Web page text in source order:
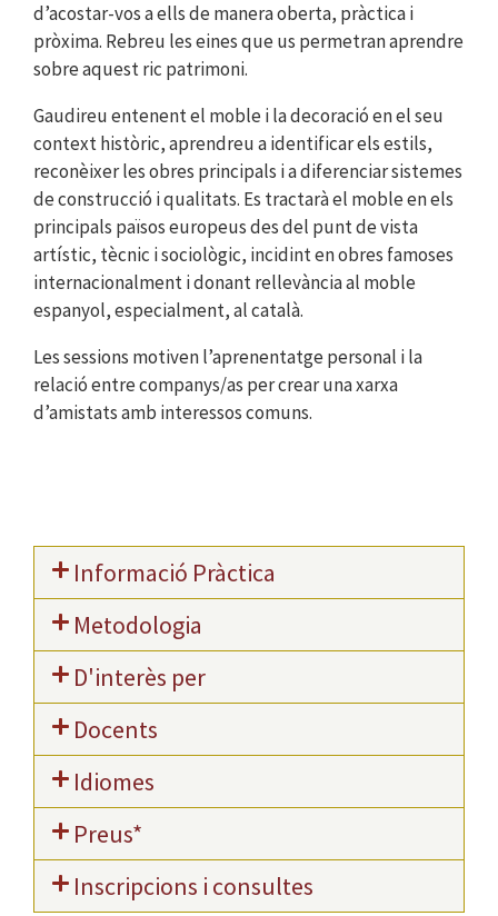
d’acostar-vos a ells de manera oberta, pràctica i
pròxima. Rebreu les eines que us permetran aprendre
sobre aquest ric patrimoni.
Gaudireu entenent el moble i la decoració en el seu
context històric, aprendreu a identificar els estils,
reconèixer les obres principals i a diferenciar sistemes
de construcció i qualitats. Es tractarà el moble en els
principals països europeus des del punt de vista
artístic, tècnic i sociològic, incidint en obres famoses
internacionalment i donant rellevància al moble
espanyol, especialment, al català.
Les sessions motiven l’aprenentatge personal i la
relació entre companys/as per crear una xarxa
d’amistats amb interessos comuns.
Informació Pràctica
Metodologia
D'interès per
Docents
Idiomes
Preus*
Inscripcions i consultes